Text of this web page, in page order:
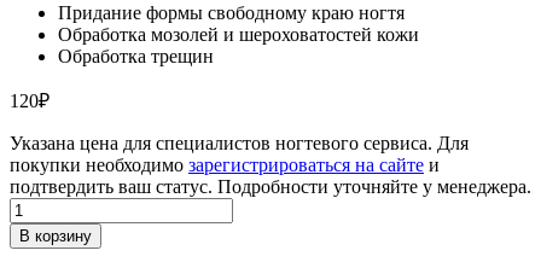
Придание формы свободному краю ногтя
Обработка мозолей и шероховатостей кожи
Обработка трещин
120₽
Указана цена для специалистов ногтевого сервиса. Для
покупки необходимо зарегистрироваться на сайте и
подтвердить ваш статус. Подробности уточняйте у менеджера.
Количество
товара
Фреза
В корзину